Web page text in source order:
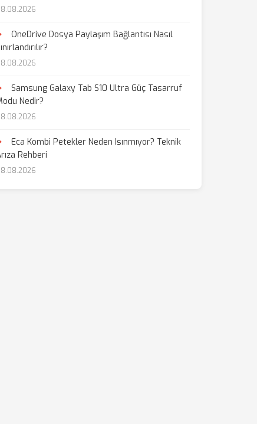
OneDrive Dosya Paylaşım Bağlantısı Nasıl
Samsung Galaxy Tab S10 Ultra Güç Tasarruf
Nedir?
Eca Kombi Petekler Neden Isınmıyor? Teknik
Rehberi